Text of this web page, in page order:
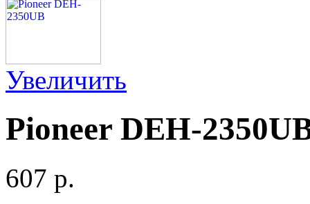
Увеличить
Pioneer DEH-
607 p.